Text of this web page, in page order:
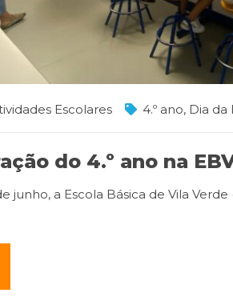
Escolares 4.º ano, Dia da
do 4.º ano na
junho, a Escola Básica de Vila